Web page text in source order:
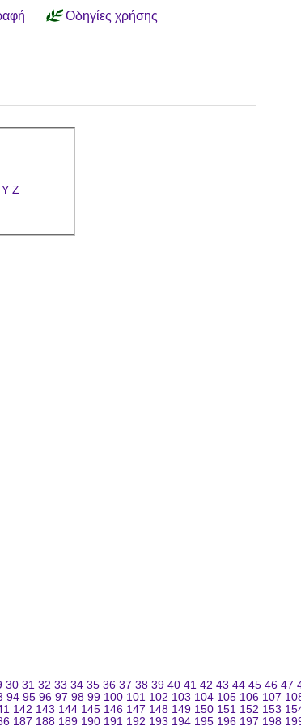
Οδηγίες χρήσης
Y Z
30 31 32 33 34 35 36 37 38 39 40 41 42 43 44 45 46 47
94 95 96 97 98 99 100 101 102 103 104 105 106 107
142 143 144 145 146 147 148 149 150 151 152 153
187 188 189 190 191 192 193 194 195 196 197 198